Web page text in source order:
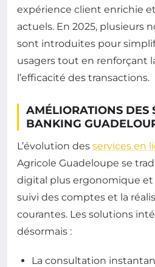
expérience client enrichie
actuels. En 2025, plusieurs
sont introduites pour
usagers tout en renforçant
l’efficacité des transactions.
AMÉLIORATIONS DES
BANKING
L’évolution des services en
Agricole Guadeloupe se
digital plus ergonomique
suivi des comptes et la
courantes. Les solutions
désormais :
La consultation